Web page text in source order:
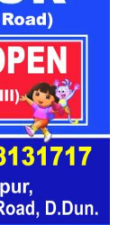
के सामने अपनी
बताता,
का वरिष्ठ
में ठहरने के
व सुरक्षा